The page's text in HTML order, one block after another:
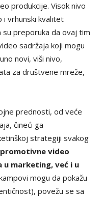
produkcije. Visok nivo
i vrhunski kvalitet
preporuka da ovaj tim
sadržaja koji mogu
novi, viši nivo,
za društvene mreže,
prednosti, od veće
čineći ga
strategiji svakog
video
u marketing, već i u
mogu da pokažu
povežu se sa